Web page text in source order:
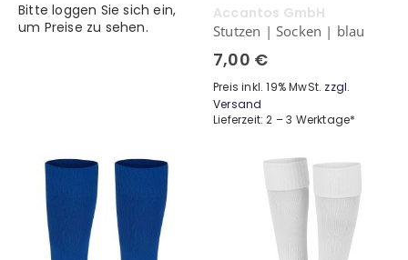
Bitte loggen Sie sich ein,
um Preise zu sehen.
Accantos GmbH
Stutzen | Socken | blau
7,00 €
Preis inkl. 19% MwSt. zzgl.
Versand
Lieferzeit: 2 – 3 Werktage*